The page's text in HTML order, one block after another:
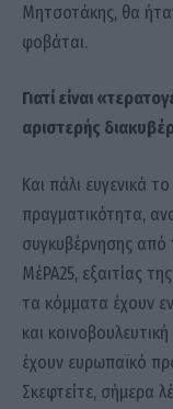
Μητσοτάκης, θα
φοβάται.
Γιατί είναι
αριστερής
Και πάλι ευγενικά
πραγματικότητα,
συγκυβέρνησης από
ΜέΡΑ25, εξαιτίας
τα κόμματα έχουν
και
έχουν ευρωπαϊκό
Σκεφτείτε, σήμερα